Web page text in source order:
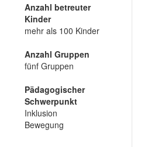
Anzahl betreuter
Kinder
mehr als 100 Kinder
Anzahl Gruppen
fünf Gruppen
Pädagogischer
Schwerpunkt
Inklusion
Bewegung